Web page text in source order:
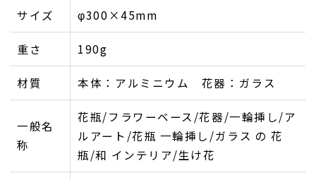
サイズ φ300×45mm
重さ 190g
材質 本体：アルミニウム 花器：ガラス
一般名
称
花瓶/フラワーベース/花器/一輪挿し/ア
ルアート/花瓶 一輪挿し/ガラス の 花
瓶/和 インテリア/生け花